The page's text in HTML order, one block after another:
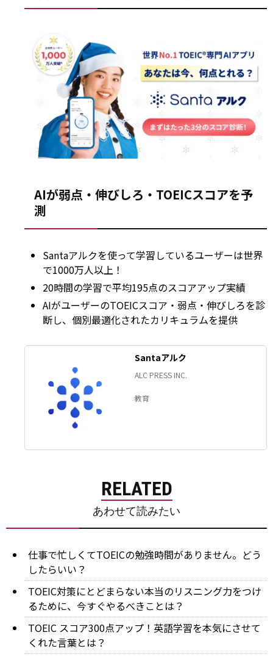
AIが弱点・伸びしろ・TOEICスコアを予
測
Santaアルクを使って学習しているユーザーは世界
で1000万人以上！
20時間の学習で平均195点のスコアアップ実績
AIがユーザーのTOEICスコア・弱点・伸びしろを診
断し、個別最適化されたカリキュラムを提供
Santaアルク
ALC PRESS INC.
教育
RELATED
あわせて読みたい
仕事で忙しくてTOEICの勉強時間がありません。どう
したらいい？
TOEIC対策にとどまらない本当のリスニング力をつけ
るために、今すぐやるべきことは？
TOEIC スコア300点アップ！英語学習を本気にさせて
くれた言葉とは？